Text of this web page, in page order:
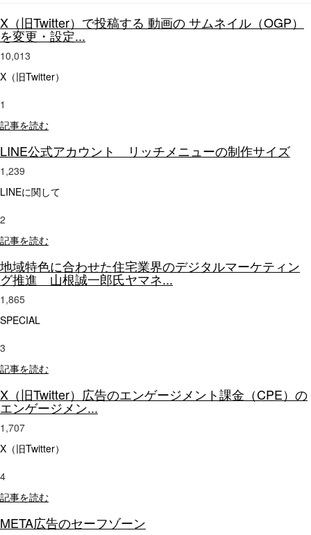
X（旧Twitter）で投稿する 動画の サムネイル（OGP）
を変更・設定...
10,013
X（旧Twitter）
1
記事を読む
LINE公式アカウント リッチメニューの制作サイズ
1,239
LINEに関して
2
記事を読む
地域特色に合わせた住宅業界のデジタルマーケティン
グ推進 山根誠一郎氏ヤマネ...
1,865
SPECIAL
3
記事を読む
X（旧Twitter）広告のエンゲージメント課金（CPE）の
エンゲージメン...
1,707
X（旧Twitter）
4
記事を読む
META広告のセーフゾーン